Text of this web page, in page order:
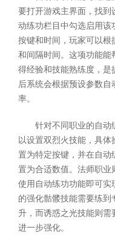
要打开游戏主界面，找到
动练功栏目中勾选启用该
按键和时间，玩家可以根
和间隔时间。这项功能能
得经验和技能熟练度，是
后系统会根据预设参数自
率。
针对不同职业的自动
以设置双烈火技能，具
置为特定按键，并在自动
置为合适数值。法师职业
使用自动练功功能即可实
的强化骷髅技能需要练
升，而诱惑之光技能则
进一步强化。